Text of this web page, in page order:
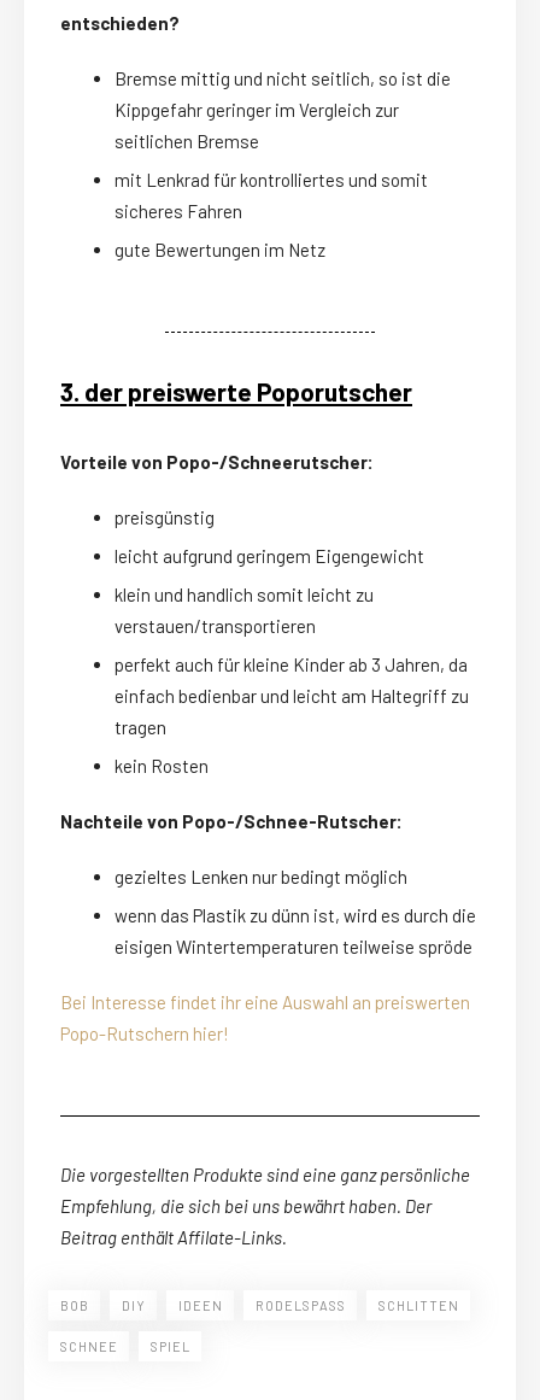
entschieden?
Bremse mittig und nicht seitlich, so ist die
Kippgefahr geringer im Vergleich zur
seitlichen Bremse
mit Lenkrad für kontrolliertes und somit
sicheres Fahren
gute Bewertungen im Netz
3. der preiswerte Poporutscher
Vorteile von Popo-/Schneerutscher:
preisgünstig
leicht aufgrund geringem Eigengewicht
klein und handlich somit leicht zu
verstauen/transportieren
perfekt auch für kleine Kinder ab 3 Jahren, da
einfach bedienbar und leicht am Haltegriff zu
tragen
kein Rosten
Nachteile von Popo-/Schnee-Rutscher:
gezieltes Lenken nur bedingt möglich
wenn das Plastik zu dünn ist, wird es durch die
eisigen Wintertemperaturen teilweise spröde
Bei Interesse findet ihr eine Auswahl an preiswerten
Popo-Rutschern hier!
Die vorgestellten Produkte sind eine ganz persönliche
Empfehlung, die sich bei uns bewährt haben. Der
Beitrag enthält Affilate-Links.
BOB DIY IDEEN RODELSPASS SCHLITTEN
SCHNEE SPIEL